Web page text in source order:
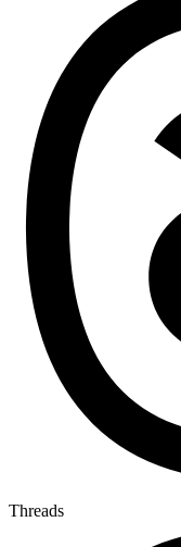
Threads